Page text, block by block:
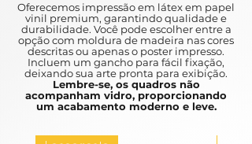
Oferecemos impressão em látex em papel
vinil premium, garantindo qualidade e
durabilidade. Você pode escolher entre a
opção com moldura de madeira nas cores
descritas ou apenas o poster impresso.
Incluem um gancho para fácil fixação,
deixando sua arte pronta para exibição.
Lembre-se, os quadros não
acompanham vidro, proporcionando
um acabamento moderno e leve.